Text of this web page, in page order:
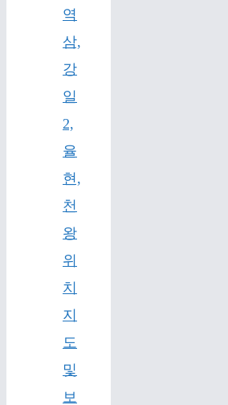
역
삼,
강
일
2,
율
현,
천
왕
위
치
지
도
및
보